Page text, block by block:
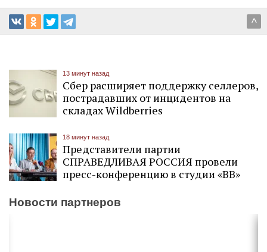
^
13 минут назад
Сбер расширяет поддержку селлеров,
пострадавших от инцидентов на
складах Wildberries
18 минут назад
Представители партии
СПРАВЕДЛИВАЯ РОССИЯ провели
пресс-конференцию в студии «ВВ»
Новости партнеров